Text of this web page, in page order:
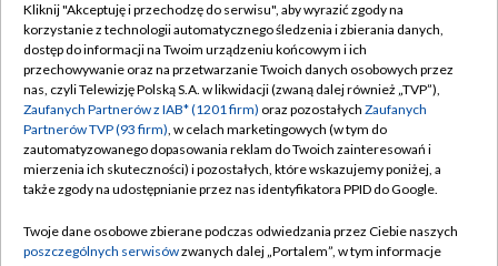
TVP
Abonament TVP
Emisja w TVP
Centrum informacji TVP
Naziemna Telewizja Cyfrowa
Rada Programowa
Regulamin TVP
Polityka prywatności
Moje zgody
Pomoc
Kontakt
Kliknij "Akceptuję i przechodzę do serwisu", aby wyrazić zgody na
korzystanie z technologii automatycznego śledzenia i zbierania danych,
dostęp do informacji na Twoim urządzeniu końcowym i ich
przechowywanie oraz na przetwarzanie Twoich danych osobowych przez
nas, czyli Telewizję Polską S.A. w likwidacji (zwaną dalej również „TVP”),
Zaufanych Partnerów z IAB* (1201 firm) oraz pozostałych Zaufanych
Partnerów TVP (93 firm), w celach marketingowych (w tym do
zautomatyzowanego dopasowania reklam do Twoich zainteresowań i
mierzenia ich skuteczności) i pozostałych, które wskazujemy poniżej, a
także zgody na udostępnianie przez nas identyfikatora PPID do Google.
Twoje dane osobowe zbierane podczas odwiedzania przez Ciebie naszych
poszczególnych serwisówzwanych dalej „Portalem”, w tym informacje